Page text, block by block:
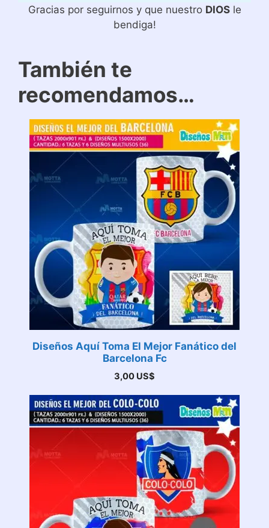
Gracias por seguirnos y que nuestro DIOSle
bendiga!
También te
recomendamos…
Diseños Aquí Toma El Mejor Fanático del
Barcelona Fc
3,00 US$